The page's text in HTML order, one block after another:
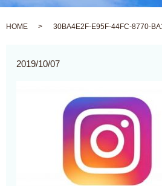
HOME 30BA4E2F-E95F-44FC-8770-
2019/10/07